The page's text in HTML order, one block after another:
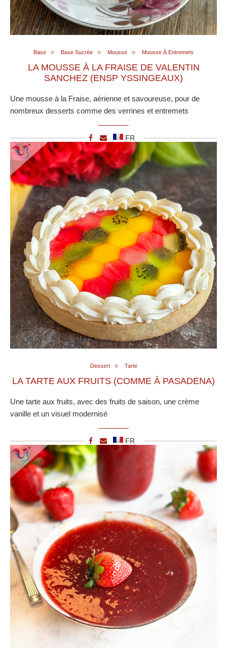
Base Base Sucrée Mousse Mousse À Entremets
LA MOUSSE À LA FRAISE DE VALENTIN
SANCHEZ (ENSP YSSINGEAUX)
Une mousse à la Fraise, aérienne et savoureuse, pour de
nombreux desserts comme des verrines et entremets
FR
Dessert Tarte
LA TARTE AUX FRUITS (COMME À PASADENA)
Une tarte aux fruits, avec des fruits de saison, une crème
vanille et un visuel modernisé
FR